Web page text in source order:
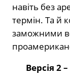
навіть без
термін. Та й
заможними
Версія 2